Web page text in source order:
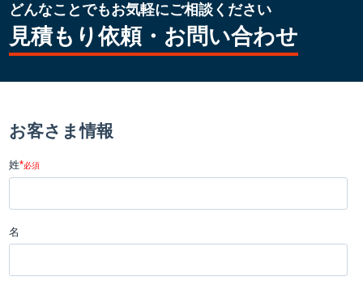
どんなことでもお気軽にご相談ください
見積もり依頼・お問い合わせ